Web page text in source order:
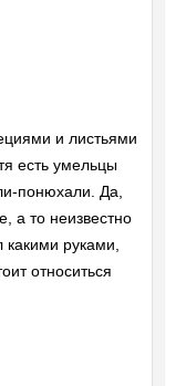
и листьями
есть умельцы
понюхали. Да,
а то неизвестно
какими руками,
относиться